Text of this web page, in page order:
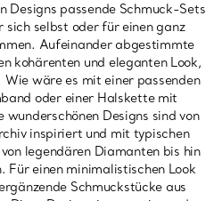
Designs passende Schmuck-Sets
selbst oder für einen ganz
Aufeinander abgestimmte
kohärenten und eleganten Look,
wäre es mit einer passenden
oder einer Halskette mit
wunderschönen Designs sind von
inspiriert und mit typischen
legendären Diamanten bis hin
Für einen minimalistischen Look
Schmuckstücke aus